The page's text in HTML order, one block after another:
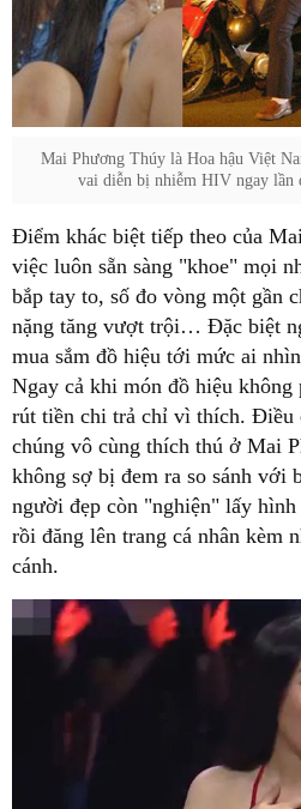
Mai Phương Thúy là Hoa hậu Việt
vai diễn bị nhiễm HIV ngay lần
Điểm khác biệt tiếp theo của
việc luôn sẵn sàng "khoe" mọi
bắp tay to, số đo vòng một gần
nặng tăng vượt trội… Đặc biệt
mua sắm đồ hiệu tới mức ai
Ngay cả khi món đồ hiệu không
rút tiền chi trả chỉ vì thích. Điều
chúng vô cùng thích thú ở Mai
không sợ bị đem ra so sánh với
người đẹp còn "nghiện" lấy hình
rồi đăng lên trang cá nhân kèm
cánh.